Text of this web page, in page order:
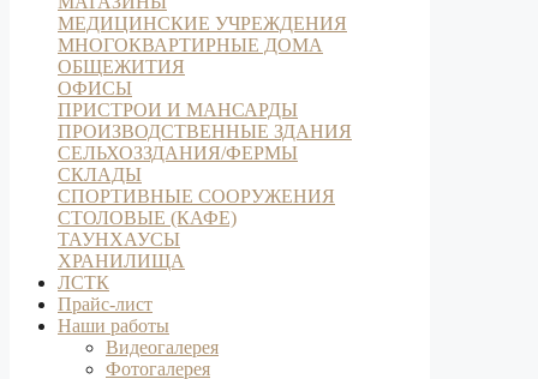
МЕДИЦИНСКИЕ УЧРЕЖДЕНИЯ
МНОГОКВАРТИРНЫЕ ДОМА
ОБЩЕЖИТИЯ
ОФИСЫ
ПРИСТРОИ И МАНСАРДЫ
ПРОИЗВОДСТВЕННЫЕ ЗДАНИЯ
СЕЛЬХОЗЗДАНИЯ/ФЕРМЫ
СКЛАДЫ
СПОРТИВНЫЕ СООРУЖЕНИЯ
СТОЛОВЫЕ (КАФЕ)
ТАУНХАУСЫ
ХРАНИЛИЩА
ЛСТК
Прайс-лист
Наши работы
Видеогалерея
Фотогалерея